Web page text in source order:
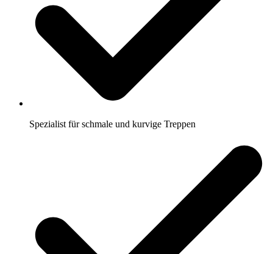
Spezialist für schmale und kurvige Treppen